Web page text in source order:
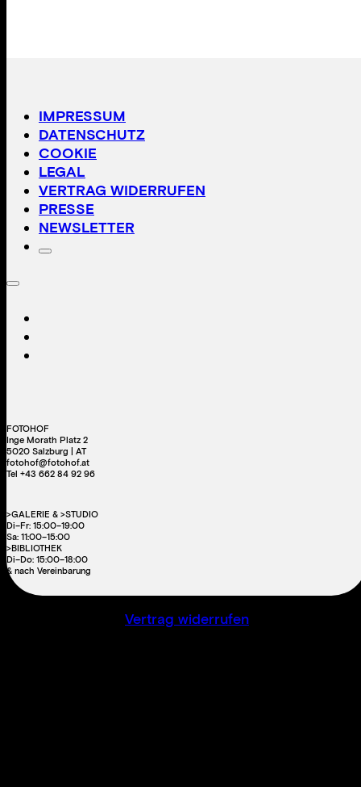
IMPRESSUM
DATENSCHUTZ
COOKIE
LEGAL
VERTRAG WIDERRUFEN
PRESSE
NEWSLETTER
FOTOHOF
Inge Morath Platz 2
5020 Salzburg | AT
fotohof@fotohof.at
Tel +43 662 84 92 96
>GALERIE & >STUDIO
Di–Fr: 15:00–19:00
Sa: 11:00–15:00
>BIBLIOTHEK
Di–Do: 15:00–18:00
& nach Vereinbarung
Vertrag widerrufen